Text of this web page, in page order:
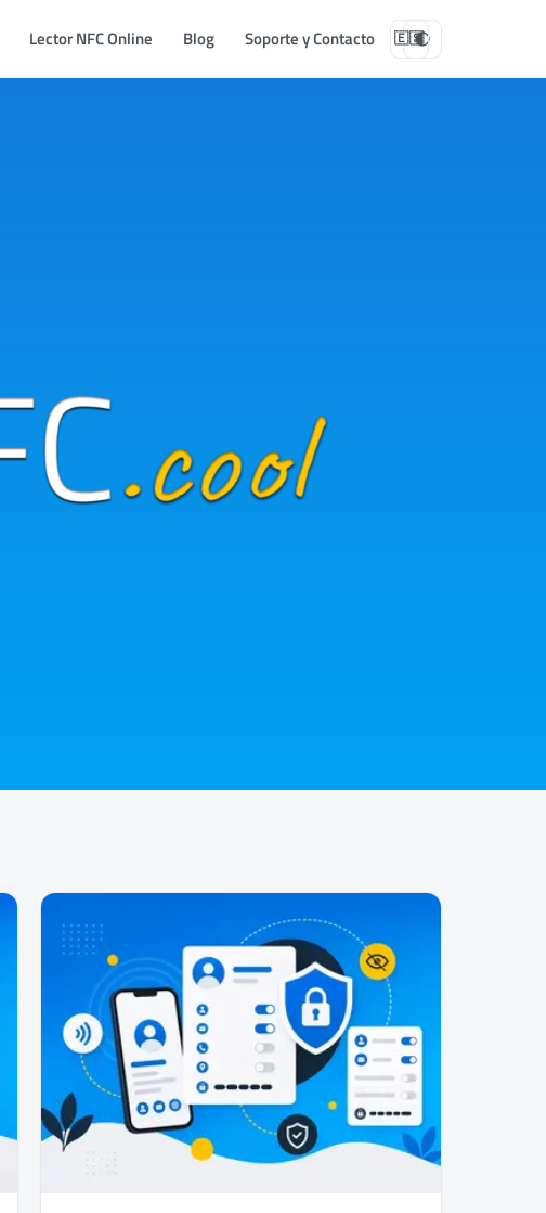
Lector NFC Online Blog Soporte y Contacto 🇪🇸